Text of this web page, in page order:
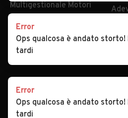
Multigestionale Motori
SEGUICI
Copyright © 2023 Marktplaats
Marktplaats B.V. - P.IVA
Error
Ops qualcosa è andato storto!
tardi
Error
Ops qualcosa è andato storto!
tardi